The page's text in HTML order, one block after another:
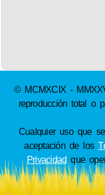
© MCMXCIX -
reproducción total o
Cualquier uso que
aceptación de los
Privacidad que